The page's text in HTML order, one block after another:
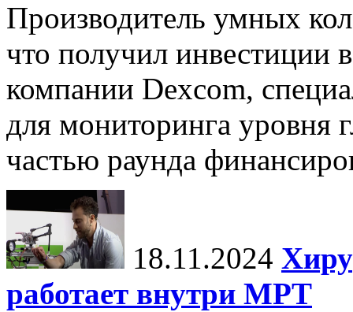
Производитель умных
что получил инвестиции
компании Dexcom,
для мониторинга уровня
частью раунда
18.11.2024
работает внутри МРТ